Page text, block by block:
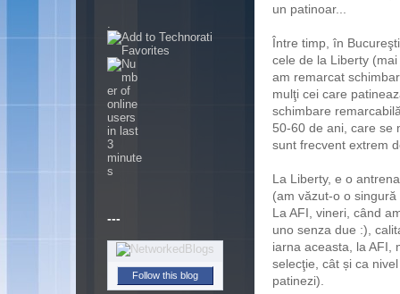
un patinoar...
Între timp, în
cele de la Liberty
am remarcat
mulţi cei care
schimbare
50-60 de ani, care se
sunt frecvent extrem
La Liberty, e o
(am văzut-o o
La AFI, vineri, când
uno senza due :),
iarna aceasta, la AFI,
selecţie, cât și ca
patinezi).
---
Follow this blog